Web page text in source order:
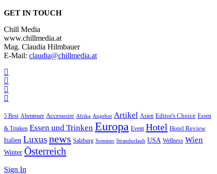
GET IN TOUCH
Chill Media
www.chillmedia.at
Mag. Claudia Hilmbauer
E-Mail: claudia@chillmedia.at
5 Best Abenteuer Accessoire Afrika Angebot Artikel Asien Editor's Choice Essen
& Trinken Essen und Trinken Europa Event Hotel Hotel Review
Italien Luxusnews Salzburg Sommer Strandurlaub USA Wellness Wien
Winter Österreich
Sign In